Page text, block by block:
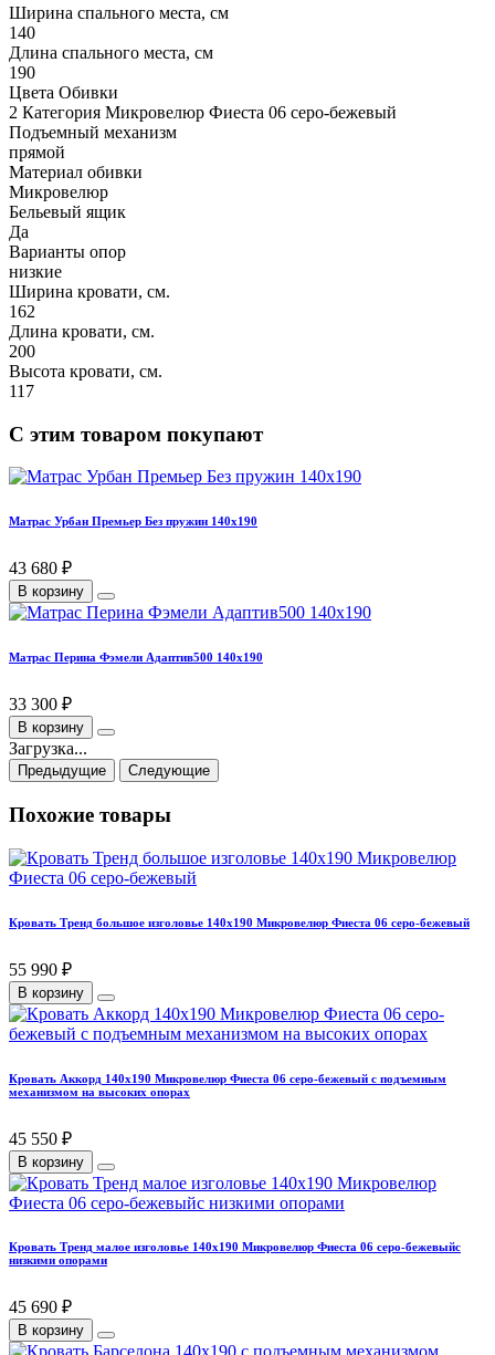
Ширина спального места, см
140
Длина спального места, см
190
Цвета Обивки
2 Категория Микровелюр Фиеста 06 серо-бежевый
Подъемный механизм
прямой
Материал обивки
Микровелюр
Бельевый ящик
Да
Варианты опор
низкие
Ширина кровати, см.
162
Длина кровати, см.
200
Высота кровати, см.
117
С этим товаром покупают
Матрас Урбан Премьер Без пружин 140х190
43 680 ₽
В корзину
Матрас Перина Фэмели Адаптив500 140х190
33 300 ₽
В корзину
Загрузка...
Предыдущие Следующие
Похожие товары
Кровать Тренд большое изголовье 140х190 Микровелюр Фиеста 06 серо-бежевый
55 990 ₽
В корзину
Кровать Аккорд 140х190 Микровелюр Фиеста 06 серо-бежевый с подъемным
механизмом на высоких опорах
45 550 ₽
В корзину
Кровать Тренд малое изголовье 140х190 Микровелюр Фиеста 06 серо-бежевыйс
низкими опорами
45 690 ₽
В корзину